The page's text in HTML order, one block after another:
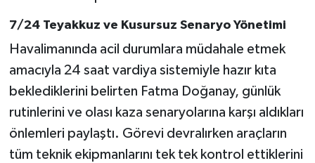
7/24 Teyakkuz ve Kusursuz Senaryo Yönetimi
Havalimanında acil durumlara müdahale etmek
amacıyla 24 saat vardiya sistemiyle hazır kıta
beklediklerini belirten Fatma Doğanay, günlük
rutinlerini ve olası kaza senaryolarına karşı aldıkları
önlemleri paylaştı. Görevi devralırken araçların
tüm teknik ekipmanlarını tek tek kontrol ettiklerini